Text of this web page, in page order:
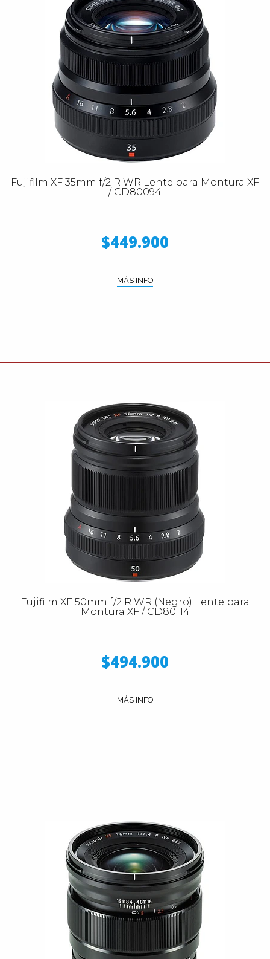
Fujifilm XF 35mm f/2 R WR Lente para Montura XF
/ CD80094
$449.900
MÁS INFO
Fujifilm XF 50mm f/2 R WR (Negro) Lente para
Montura XF / CD80114
$494.900
MÁS INFO